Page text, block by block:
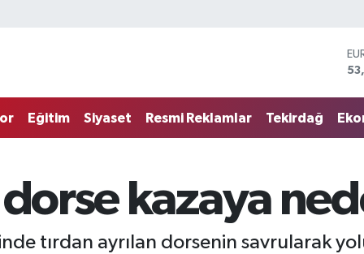
Eğitim Siyaset Resmi Reklamlar Tekirdağ
kazaya
tırdan ayrılan dorsenin savrularak